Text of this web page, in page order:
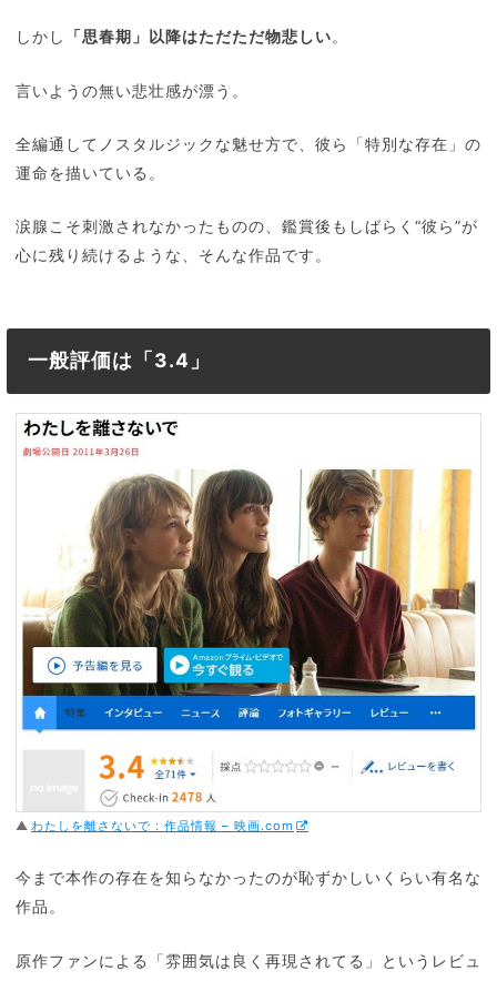
しかし 「思春期」以降はただただ物悲しい。
言いようの無い悲壮感が漂う。
全編通してノスタルジックな魅せ方で、彼ら「特別な存在」の
運命を描いている。
涙腺こそ刺激されなかったものの、鑑賞後もしばらく“彼ら”が
心に残り続けるような、そんな作品です。
一般評価は「3.4」
わたしを離さないで : 作品情報 – 映画.com
今まで本作の存在を知らなかったのが恥ずかしいくらい有名な
作品。
原作ファンによる「雰囲気は良く再現されてる」というレビュ